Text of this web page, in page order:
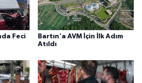
Feci
Bartın'a AVM İçin İlk Adım
Atıldı